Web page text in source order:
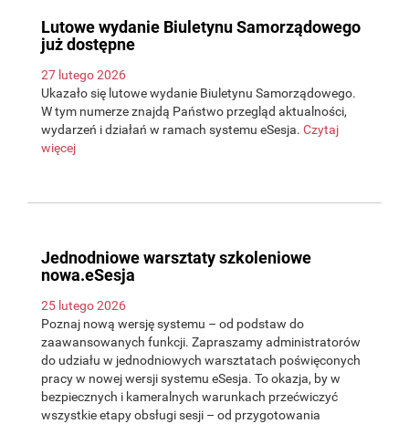
Lutowe wydanie Biuletynu Samorządowego
już dostępne
27 lutego 2026
Ukazało się lutowe wydanie Biuletynu Samorządowego.
W tym numerze znajdą Państwo przegląd aktualności,
wydarzeń i działań w ramach systemu eSesja. Czytaj
więcej
Jednodniowe warsztaty szkoleniowe
nowa.eSesja
25 lutego 2026
Poznaj nową wersję systemu – od podstaw do
zaawansowanych funkcji. Zapraszamy administratorów
do udziału w jednodniowych warsztatach poświęconych
pracy w nowej wersji systemu eSesja. To okazja, by w
bezpiecznych i kameralnych warunkach przećwiczyć
wszystkie etapy obsługi sesji – od przygotowania